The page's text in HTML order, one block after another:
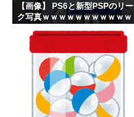
【画像】 PS6と新型PSPのリー
ク写真ｗｗｗｗｗｗｗｗｗｗｗ